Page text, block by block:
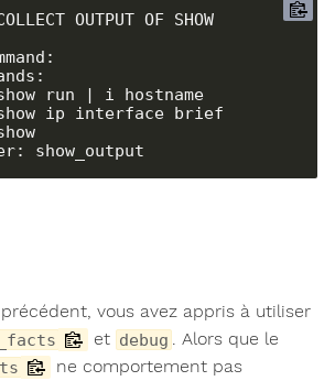
show_output
vous avez appris à utiliser
et debug . Alors que le
ne comportement pas